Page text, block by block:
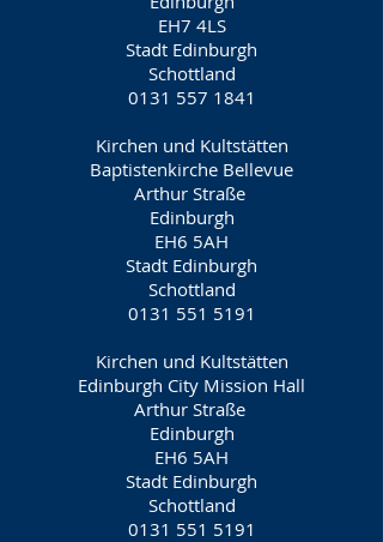
EH7 4LS
Stadt Edinburgh
Schottland
0131 557 1841
Kirchen und Kultstätten
Baptistenkirche Bellevue
Arthur Straße
Edinburgh
EH6 5AH
Stadt Edinburgh
Schottland
0131 551 5191
Kirchen und Kultstätten
Edinburgh City Mission Hall
Arthur Straße
Edinburgh
EH6 5AH
Stadt Edinburgh
Schottland
0131 551 5191